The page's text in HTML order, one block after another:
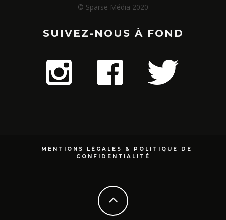
© Sparse Média 2020
SUIVEZ-NOUS À FOND
MENTIONS LÉGALES & POLITIQUE DE
CONFIDENTIALITÉ